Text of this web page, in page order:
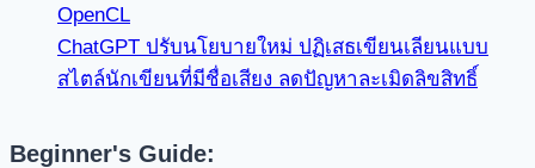
OpenCL
ChatGPT ปรับนโยบายใหม่ ปฏิเสธเขียนเลียนแบบ
สไตล์นักเขียนที่มีชื่อเสียง ลดปัญหาละเมิดลิขสิทธิ์
Beginner's Guide: